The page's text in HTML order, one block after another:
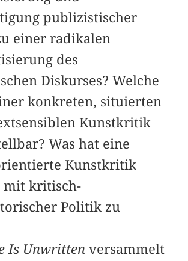
publizistischer
einer radikalen
des
Diskurses? Welche
konkreten, situierten
Kunstkritik
Was hat eine
Kunstkritik
kritisch-
Politik zu
Is Unwritten versammelt